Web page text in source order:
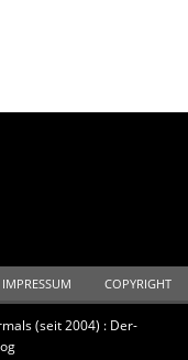
IMPRESSUM COPYRIGHT
(seit 2004) : Der-